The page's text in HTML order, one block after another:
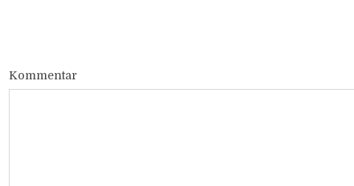
Kommentar